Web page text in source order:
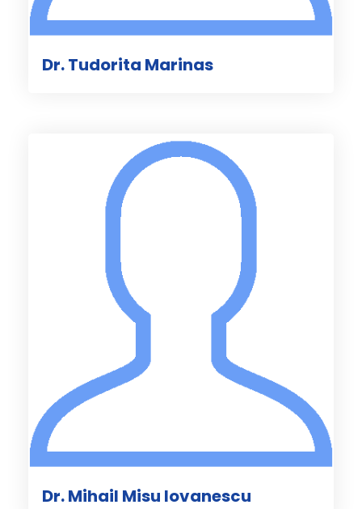
Dr. Tudorita Marinas
Dr. Mihail Misu Iovanescu